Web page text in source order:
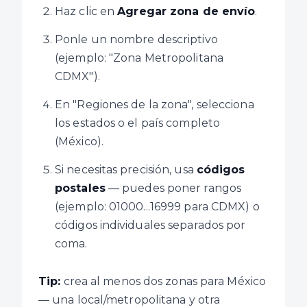
Haz clic enAgregar zona de envío.
Ponle un nombre descriptivo
(ejemplo: "Zona Metropolitana
CDMX").
En "Regiones de la zona", selecciona
los estados o el país completo
(México).
Si necesitas precisión, usa códigos
postales— puedes poner rangos
(ejemplo: 01000...16999 para CDMX) o
códigos individuales separados por
coma.
Tip: crea al menos dos zonas para México
— una local/metropolitana y otra